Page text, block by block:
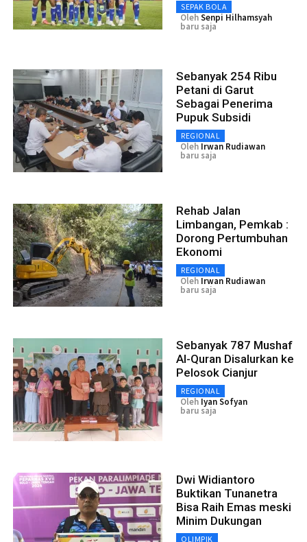
SEPAK BOLA
OlehSenpi Hilhamsyah
baru saja
Sebanyak 254 Ribu
Petani di Garut
Sebagai Penerima
Pupuk Subsidi
REGIONAL
Oleh Irwan Rudiawan
baru saja
Rehab Jalan
Limbangan, Pemkab :
Dorong Pertumbuhan
Ekonomi
REGIONAL
Oleh Irwan Rudiawan
baru saja
Sebanyak 787 Mushaf
Al-Quran Disalurkan ke
Pelosok Cianjur
REGIONAL
Oleh Iyan Sofyan
baru saja
Dwi Widiantoro
Buktikan Tunanetra
Bisa Raih Emas meski
Minim Dukungan
OLIMPIK